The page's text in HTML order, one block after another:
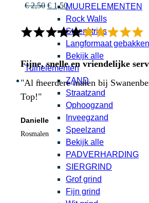
€2,50 Oorspronkelijke
was:
€ 2,50.
€ 1,50Huidige
prijs
is:
€ 1,50.
MUURELEMENTEN
Rock Walls
Steenstrips
Langformaat
Bekijk alle
Tuinelementen
ZAND
Straatzand
Ophoogzand
Inveegzand
Speelzand
Bekijk alle
PADVERHARDING
SIERGRIND
Grof grind
Fijn grind
Fijne, snelle en vriendelijke
"Al meerdere malen bij
Top!"
Danielle
Rosmalen